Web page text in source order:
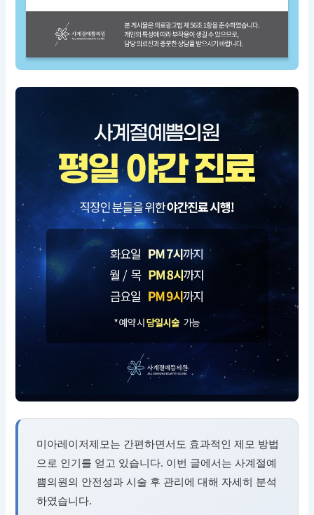
미아레이저제모는 간편하면서도 효과적인 제모 방법
으로 인기를 얻고 있습니다. 이번 글에서는 사계절예
쁨의원의 안전성과 시술 후 관리에 대해 자세히 분석
하였습니다.